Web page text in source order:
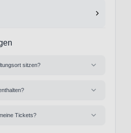
sitzen?
Tickets?